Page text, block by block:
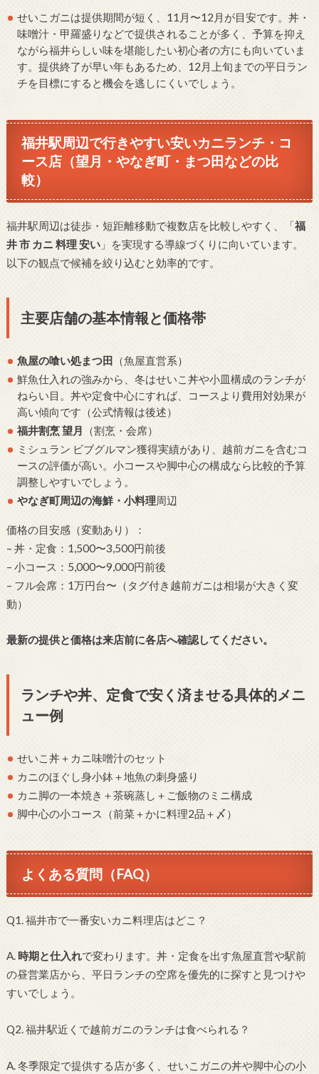
せいこガニは提供期間が短く、11月〜12月が目安です。丼・
味噌汁・甲羅盛りなどで提供されることが多く、予算を抑え
ながら福井らしい味を堪能したい初心者の方にも向いていま
す。提供終了が早い年もあるため、12月上旬までの平日ラン
チを目標にすると機会を逃しにくいでしょう。
福井駅周辺で行きやすい安いカニランチ・コ
ース店（望月・やなぎ町・まつ田などの比
較）
福井駅周辺は徒歩・短距離移動で複数店を比較しやすく、「福
井 市 カニ 料理 安い」を実現する導線づくりに向いています。
以下の観点で候補を絞り込むと効率的です。
主要店舗の基本情報と価格帯
魚屋の喰い処まつ田 （魚屋直営系）
鮮魚仕入れの強みから、冬はせいこ丼や小皿構成のランチが
ねらい目。丼や定食中心にすれば、コースより費用対効果が
高い傾向です（公式情報は後述）
福井割烹 望月
（割烹・会席）
ミシュラン ビブグルマン獲得実績があり、越前ガニを含むコ
ースの評価が高い。小コースや脚中心の構成なら比較的予算
調整しやすいでしょう。
やなぎ町周辺の海鮮・小料理周辺
価格の目安感（変動あり）：
– 丼・定食：1,500〜3,500円前後
– 小コース：5,000〜9,000円前後
– フル会席：1万円台〜（タグ付き越前ガニは相場が大きく変
動）
最新の提供と価格は来店前に各店へ確認してください。
ランチや丼、定食で安く済ませる具体的メニ
ュー例
せいこ丼＋カニ味噌汁のセット
カニのほぐし身小鉢＋地魚の刺身盛り
カニ脚の一本焼き＋茶碗蒸し＋ご飯物のミニ構成
脚中心の小コース（前菜＋かに料理2品＋〆）
よくある質問（FAQ）
Q1. 福井市で一番安いカニ料理店はどこ？
A. 時期と仕入れで変わります。丼・定食を出す魚屋直営や駅前
の昼営業店から、平日ランチの空席を優先的に探すと見つけや
すいでしょう。
Q2. 福井駅近くで越前ガニのランチは食べられる？
A. 冬季限定で提供する店が多く、せいこガニの丼や脚中心の小